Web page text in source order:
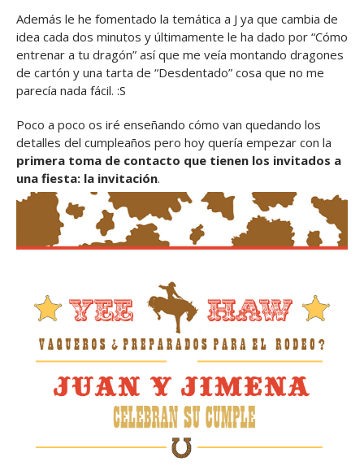
Además le he fomentado la temática a J ya que cambia de
idea cada dos minutos y últimamente le ha dado por “Cómo
entrenar a tu dragón” así que me veía montando dragones
de cartón y una tarta de “Desdentado” cosa que no me
parecía nada fácil. :S
Poco a poco os iré enseñando cómo van quedando los
detalles del cumpleaños pero hoy quería empezar con la
primera toma de contacto que tienen los invitados a
una fiesta: la invitación.